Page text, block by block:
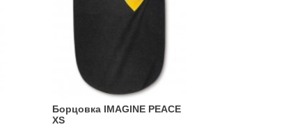
Борцовка IMAGINE PEACE
XS